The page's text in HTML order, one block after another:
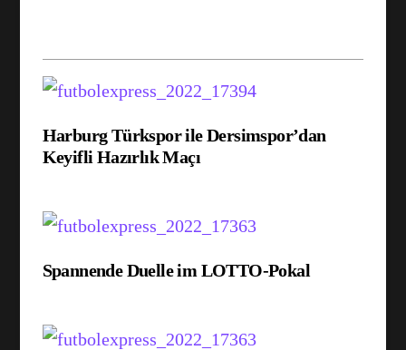
Harburg Türkspor ile Dersimspor’dan
Keyifli Hazırlık Maçı
Spannende Duelle im LOTTO-Pokal